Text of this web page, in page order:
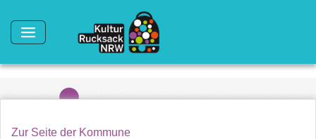
Zur Seite der Kommune